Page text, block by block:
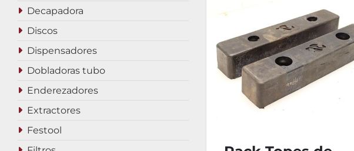
Decapadora
Discos
Dispensadores
Dobladoras tubo
Enderezadores
Extractores
Festool